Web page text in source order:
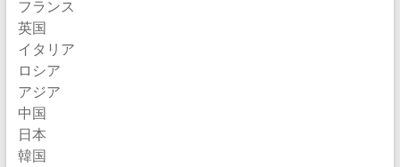
フランス
英国
イタリア
ロシア
アジア
中国
日本
韓国